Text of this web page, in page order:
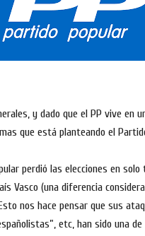
y dado que el PP vive
que está planteando el
perdió las elecciones en
Vasco (una diferencia
nos hace pensar que sus
etc, han sido una